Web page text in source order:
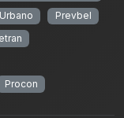
Prevbel
Procon